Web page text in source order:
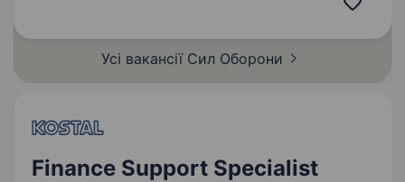
психолога в САМОХІДНИЙ АРТИЛЕРІЙСЬКИЙ…
Усі вакансії Сил Оборони
Finance Support Specialist